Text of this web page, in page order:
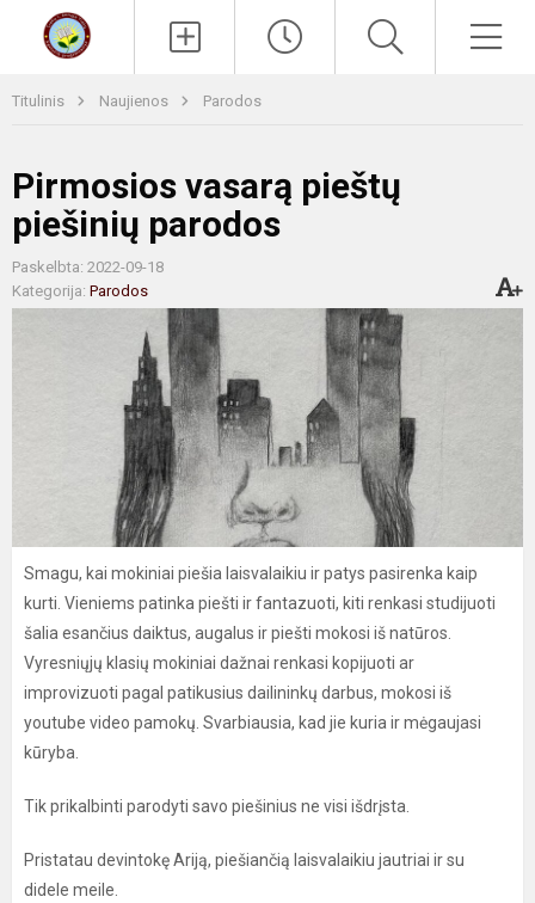
Titulinis Naujienos Parodos
Pirmosios vasarą pieštų
piešinių parodos
Paskelbta: 2022-09-18
Kategorija: Parodos
Smagu, kai mokiniai piešia laisvalaikiu ir patys pasirenka kaip
kurti. Vieniems patinka piešti ir fantazuoti, kiti renkasi studijuoti
šalia esančius daiktus, augalus ir piešti mokosi iš natūros.
Vyresniųjų klasių mokiniai dažnai renkasi kopijuoti ar
improvizuoti pagal patikusius dailininkų darbus, mokosi iš
youtube video pamokų. Svarbiausia, kad jie kuria ir mėgaujasi
kūryba.
Tik prikalbinti parodyti savo piešinius ne visi išdrįsta.
Pristatau devintokę Ariją, piešiančią laisvalaikiu jautriai ir su
didele meile.